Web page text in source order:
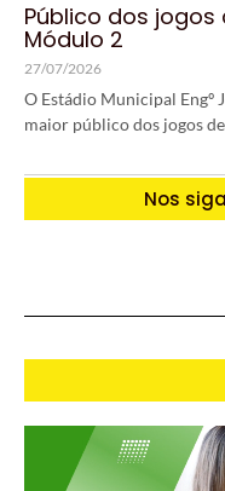
Público dos
Módulo 2
27/07/2026
O Estádio Municipal Engº
maior público dos jogos
Nos